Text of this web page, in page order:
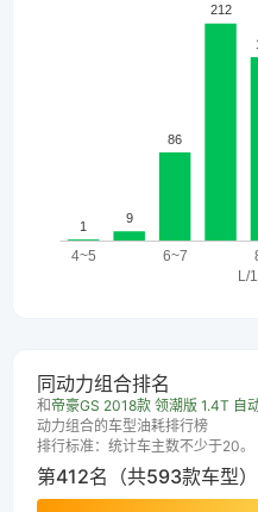
同动力组合排名
和 帝豪GS 2018款 领潮版 1.4T 自
动力组合的车型油耗排行榜
排行标准：统计车主数不少于20。
第412名（共593款车型）